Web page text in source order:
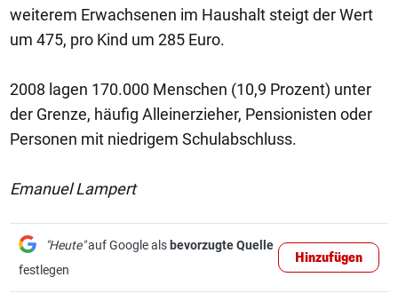
weiterem Erwachsenen im Haushalt steigt der Wert
um 475, pro Kind um 285 Euro.
2008 lagen 170.000 Menschen (10,9 Prozent) unter
der Grenze, häufig Alleinerzieher, Pensionisten oder
Personen mit niedrigem Schulabschluss.
Emanuel Lampert
"Heute"auf Google als bevorzugte Quelle
festlegen
Hinzufügen